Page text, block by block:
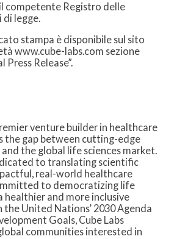
competente Registro delle
di legge.
stampa è disponibile sul sito
www.cube-labs.com sezione
Press Release”.
venture builder in healthcare
the gap between cutting-edge
the global life sciences market.
to translating scientific
real-world healthcare
to democratizing life
healthier and more inclusive
United Nations’ 2030 Agenda
Goals, Cube Labs
communities interested in